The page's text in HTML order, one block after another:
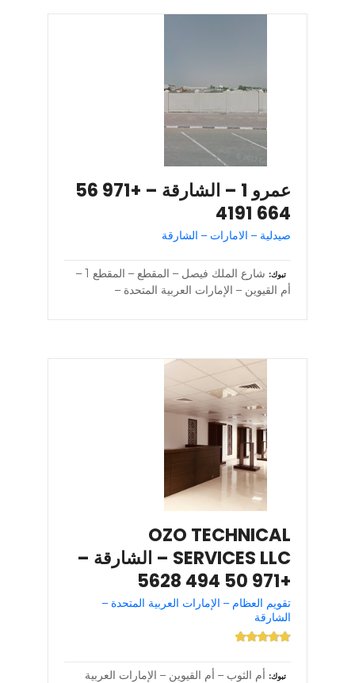
عمرو 1 – الشارقة – +971 56
664 4191
صيدلية – الامارات – الشارقة
تبوك
شارع الملك فيصل – المقطع – المقطع 1 –
أم القيوين – الإمارات العربية المتحدة –
OZO TECHNICAL
SERVICES LLC – الشارقة –
+971 50 494 5628
تقويم العظام – الإمارات العربية المتحدة –
الشارقة
تبوك
أم الثوب – أم القيوين – الإمارات العربية